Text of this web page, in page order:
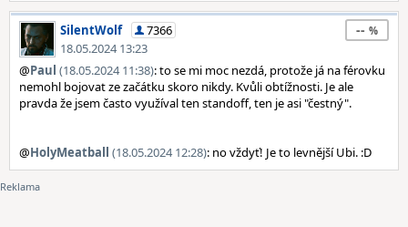
SilentWolf
7366
18.05.2024 13:23
--
@Paul (18.05.2024 11:38): to se mi moc nezdá, protože já na férovku
nemohl bojovat ze začátku skoro nikdy. Kvůli obtížnosti. Je ale
pravda že jsem často využíval ten standoff, ten je asi "čestný".
@HolyMeatball (18.05.2024 12:28): no vždyť! Je to levnější Ubi. :D